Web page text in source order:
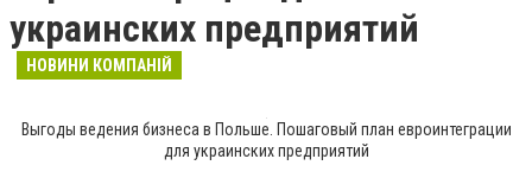
украинских предприятий
НОВИНИ КОМПАНІЙ
Выгоды ведения бизнеса в Польше. Пошаговый план евроинтеграции
для украинских предприятий